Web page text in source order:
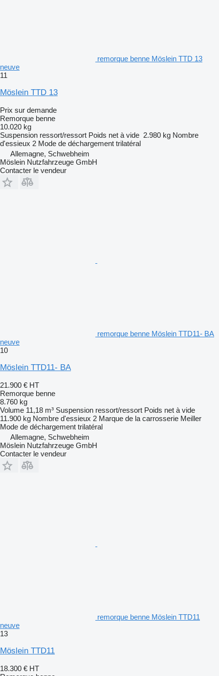
remorque benne Möslein TTD 13
neuve
11
Möslein TTD 13
Prix sur demande
Remorque benne
10.020 kg
Suspension ressort/ressort Poids net à vide 2.980 kg Nombre
d'essieux 2 Mode de déchargement trilatéral
Allemagne, Schwebheim
Möslein Nutzfahrzeuge GmbH
Contacter le vendeur
remorque benne Möslein TTD11- BA
neuve
10
Möslein TTD11- BA
21.900 € HT
Remorque benne
8.760 kg
Volume 11,18 m³ Suspension ressort/ressort Poids net à vide
11.900 kg Nombre d'essieux 2 Marque de la carrosserie Meiller
Mode de déchargement trilatéral
Allemagne, Schwebheim
Möslein Nutzfahrzeuge GmbH
Contacter le vendeur
remorque benne Möslein TTD11
neuve
13
Möslein TTD11
18.300 € HT